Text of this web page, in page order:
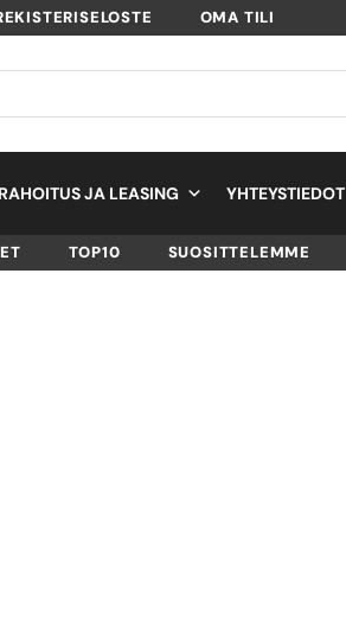
OMA TILI
RAHOITUS JA LEASING YHTEYSTIEDOT
TOP10 SUOSITTELEMME